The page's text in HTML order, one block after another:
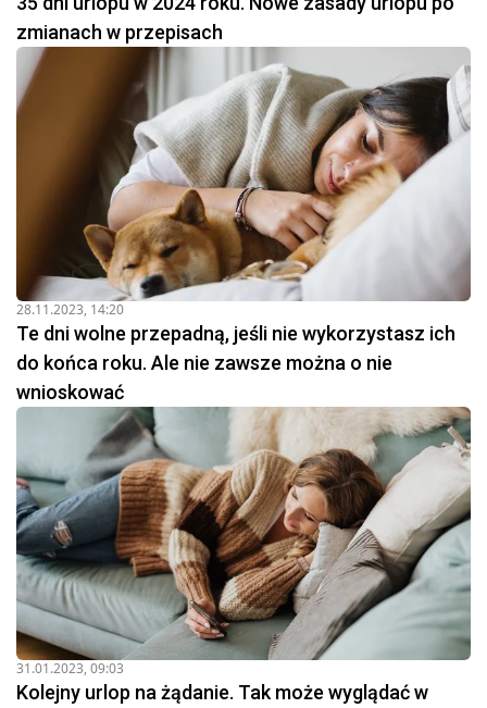
zmianach w przepisach
28.11.2023, 14:20
Te dni wolne przepadną, jeśli nie wykorzystasz ich
do końca roku. Ale nie zawsze można o nie
wnioskować
31.01.2023, 09:03
Kolejny urlop na żądanie. Tak może wyglądać w